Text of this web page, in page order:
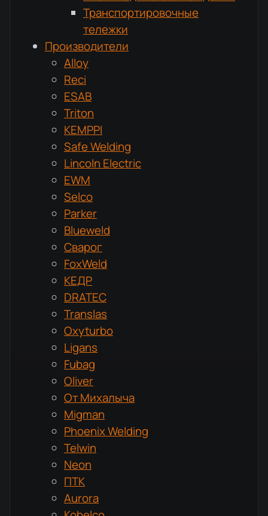
Транспортировочные
тележки
Производители
Alloy
Reci
ESAB
Triton
KEMPPI
Safe Welding
Lincoln Electric
EWM
Selco
Parker
Blueweld
Сварог
FoxWeld
КЕДР
DRATEC
Translas
Oxyturbo
Ligans
Fubag
Oliver
От Михалыча
Migman
Phoenix Welding
Telwin
Neon
ПТК
Aurora